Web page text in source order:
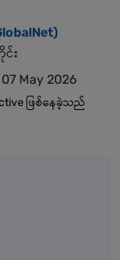
း
May 2026
ဖြစ်နေခဲ့သည်